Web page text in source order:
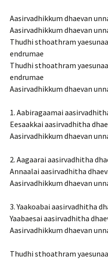
Aasirvadhikkum dhaevan
Aasirvadhikkum dhaevan
Thudhi sthoathram
endrumae
Thudhi sthoathram
endrumae
Aasirvadhikkum dhaevan
1. Aabiragaamai
Eesaakkai aasirvadhitha
Aasirvadhikkum dhaevan
2. Aagaarai aasirvadhitha
Annaalai aasirvadhitha
Aasirvadhikkum dhaevan
3. Yaakoabai aasirvadhitha
Yaabaesai aasirvadhitha
Aasirvadhikkum dhaevan
Thudhi sthoathram